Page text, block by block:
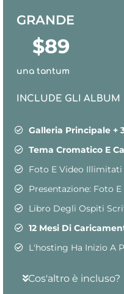
GRANDE
$89
una tantum
INCLUDE GLI ALBUM
Galleria Principale +
Tema Cromatico E
Foto E Video Illimitati
Presentazione: Foto E
Libro Degli Ospiti
12 Mesi Di
L'hosting Ha Inizio A
Cos'altro è incluso?